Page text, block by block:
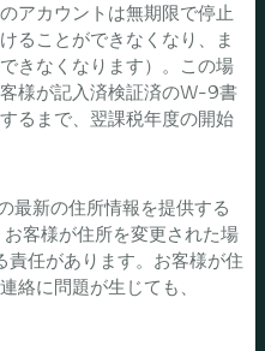
アカウントは無期限で停止
ることができなくなり、ま
きなくなります）。この場
様が記入済検証済のW-9書
るまで、翌課税年度の開始
最新の住所情報を提供する
客様が住所を変更された場
任があります。お客様が住
絡に問題が生じても、